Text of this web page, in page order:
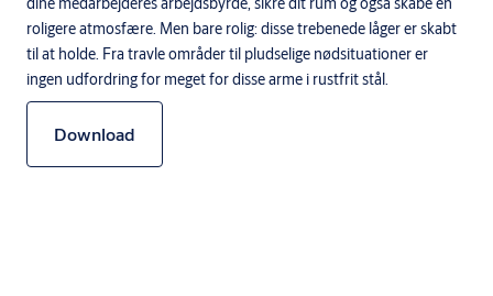
roligere atmosfære. Men bare rolig: disse trebenede låger er skabt
til at holde. Fra travle områder til pludselige nødsituationer er
ingen udfordring for meget for disse arme i rustfrit stål.
Download